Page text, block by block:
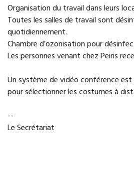
Organisation du travail dans leurs
Toutes les salles de travail sont
quotidiennement.
Chambre d’ozonisation pour
Les personnes venant chez Peiris
Un système de vidéo conférence
pour sélectionner les costumes à
--
Le Secrétariat